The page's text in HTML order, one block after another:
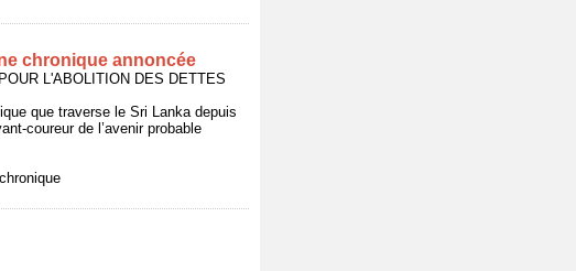
chronique annoncée
L'ABOLITION DES DETTES
que traverse le Sri Lanka depuis
coureur de l’avenir probable